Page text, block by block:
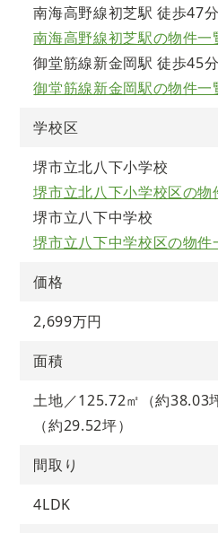
南海高野線初芝駅 徒歩47分
南海高野線初芝駅の物件
御堂筋線新金岡駅 徒歩45分
御堂筋線新金岡駅の物件
学校区
堺市立北八下小学校
堺市立北八下小学校区の
堺市立八下中学校
堺市立八下中学校区の物
価格
2,699万円
面積
土地／125.72㎡（約38.03
（約29.52坪）
間取り
4LDK